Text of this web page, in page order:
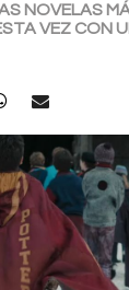
NOVELAS
VEZ CON